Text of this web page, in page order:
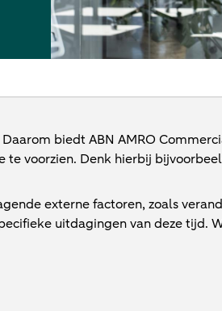
biedt ABN AMRO
voorzien. Denk hierbij
externe factoren, zoals
uitdagingen van deze tijd.